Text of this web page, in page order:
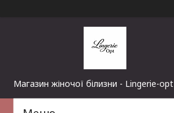
Магазин жіночої білизни - Lingerie-opt